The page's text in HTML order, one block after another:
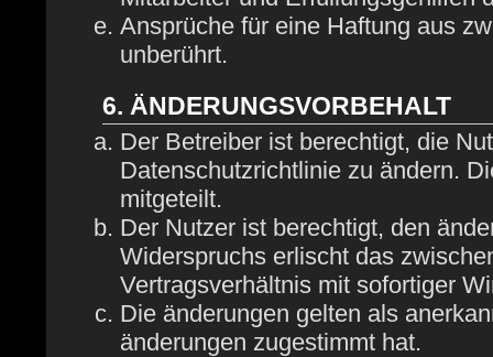
Ansprüche für eine Haftung aus
unberührt.
6. ÄNDERUNGSVORBEHALT
Der Betreiber ist berechtigt, die
Datenschutzrichtlinie zu ändern.
mitgeteilt.
Der Nutzer ist berechtigt, den
Widerspruchs erlischt das
Vertragsverhältnis mit sofortiger
Die änderungen gelten als
änderungen zugestimmt hat.